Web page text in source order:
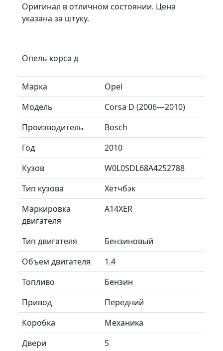
Оригинал в отличном состоянии. Цена
указана за штуку.
Опель корса д
Марка
Opel
Модель
Corsa D (2006—2010)
Производитель
Bosch
Год
2010
Кузов
W0L0SDL68A4252788
Тип кузова
Хетчбэк
Маркировка
двигателя
A14XER
Тип двигателя
Бензиновый
Объем двигателя
1.4
Топливо
Бензин
Привод
Передний
Коробка
Механика
Двери
5